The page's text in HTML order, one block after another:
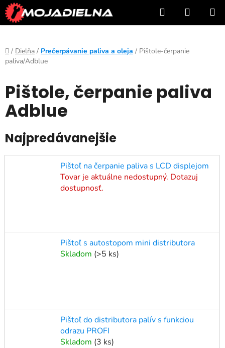
Prejsť
na
obsah
Hľadať
KOŠÍK
Domov
/ Dielňa / Prečerpávanie paliva a oleja / Pištole-čerpanie
paliva/Adblue
Pištole, čerpanie paliva
Adblue
Najpredávanejšie
Pištoľ na čerpanie paliva s LCD displejom
Tovar je aktuálne nedostupný. Dotazuj
dostupnosť.
Pištoľ s autostopom mini distributora
Skladom (>5 ks)
Pištoľ do distributora palív s funkciou
odrazu PROFI
Skladom (3 ks)